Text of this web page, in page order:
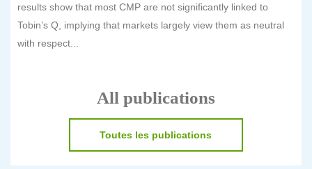
results show that most CMP are not significantly linked to
Tobin’s Q, implying that markets largely view them as neutral
with respect...
All publications
Toutes les publications